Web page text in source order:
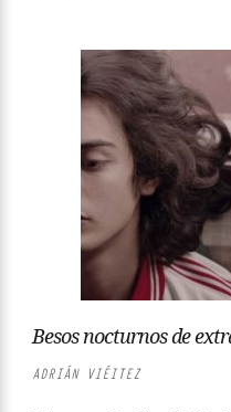
Besos nocturnos de
ADRIÁN VIÉITEZ